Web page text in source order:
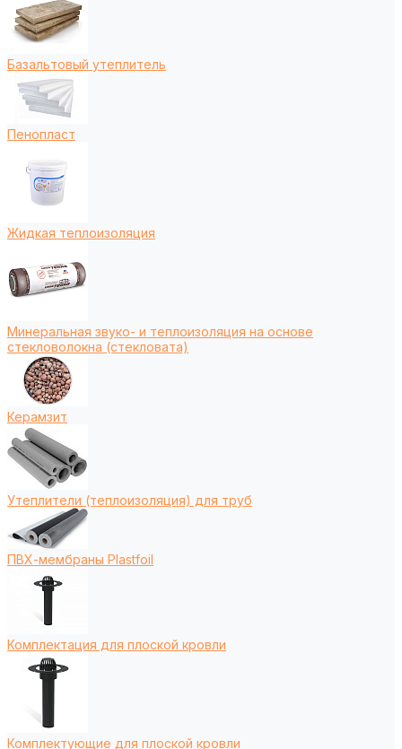
Базальтовый утеплитель
Пенопласт
Жидкая теплоизоляция
Минеральная звуко- и теплоизоляция на основе
стекловолокна (стекловата)
Керамзит
Утеплители (теплоизоляция) для труб
ПВХ-мембраны Plastfoil
Комплектация для плоской кровли
Комплектующие для плоской кровли